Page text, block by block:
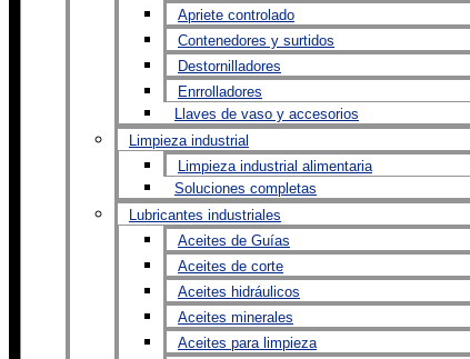
Apriete controlado
Contenedores y surtidos
Destornilladores
Enrrolladores
Llaves de vaso y accesorios
Limpieza industrial
Limpieza industrial alimentaria
Soluciones completas
Lubricantes industriales
Aceites de Guías
Aceites de corte
Aceites hidráulicos
Aceites minerales
Aceites para limpieza